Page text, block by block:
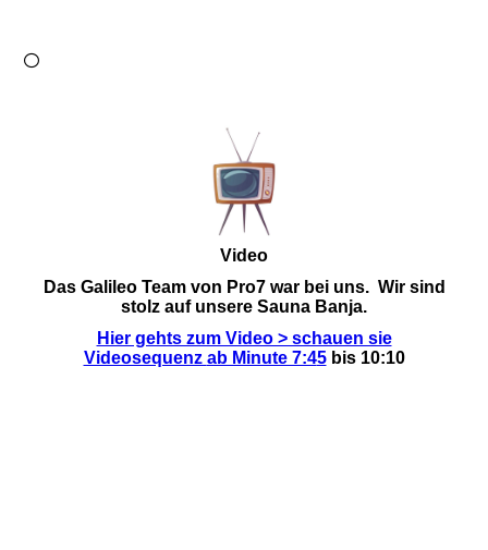
Video
Das Galileo Teamvon Pro7 war bei uns. Wir sind
stolz auf unsere Sauna Banja.
Hier gehts zum Video > schauen sie
Videosequenz ab Minute 7:45bis 10:10